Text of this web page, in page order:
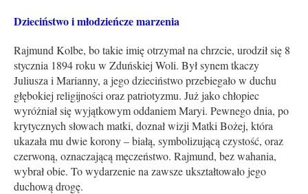
Dzieciństwo i młodzieńcze marzenia
Rajmund Kolbe, bo takie imię otrzymał na chrzcie, urodził się 8
stycznia 1894 roku w Zduńskiej Woli. Był synem tkaczy
Juliusza i Marianny, a jego dzieciństwo przebiegało w duchu
głębokiej religijności oraz patriotyzmu. Już jako chłopiec
wyróżniał się wyjątkowym oddaniem Maryi. Pewnego dnia, po
krytycznych słowach matki, doznał wizji Matki Bożej, która
ukazała mu dwie korony – białą, symbolizującą czystość, oraz
czerwoną, oznaczającą męczeństwo. Rajmund, bez wahania,
wybrał obie. To wydarzenie na zawsze ukształtowało jego
duchową drogę.